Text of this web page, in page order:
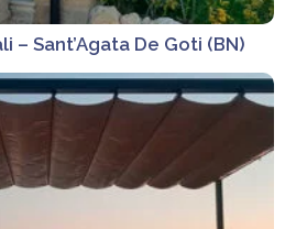
– Sant’Agata De Goti (BN)